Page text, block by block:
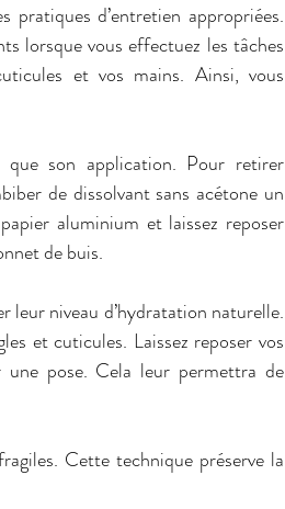
pratiques d’entretien appropriées.
lorsque vous effectuez les tâches
et vos mains. Ainsi, vous
son application. Pour retirer
de dissolvant sans acétone un
aluminium et laissez reposer
de buis.
leur niveau d’hydratation naturelle.
et cuticules. Laissez reposer vos
une pose. Cela leur permettra de
Cette technique préserve la